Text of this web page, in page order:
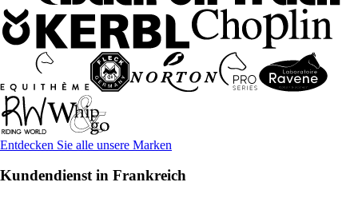
Entdecken Sie alle unsere Marken
Kundendienst in Frankreich